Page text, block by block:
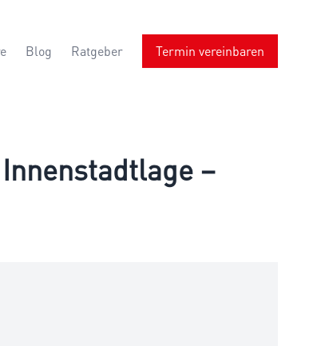
Blog Ratgeber Termin vereinbaren
–